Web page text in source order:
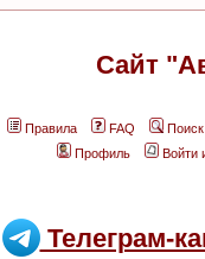
Сайт
Правила FAQ
Поиск
Профиль
Войти
Телеграм-